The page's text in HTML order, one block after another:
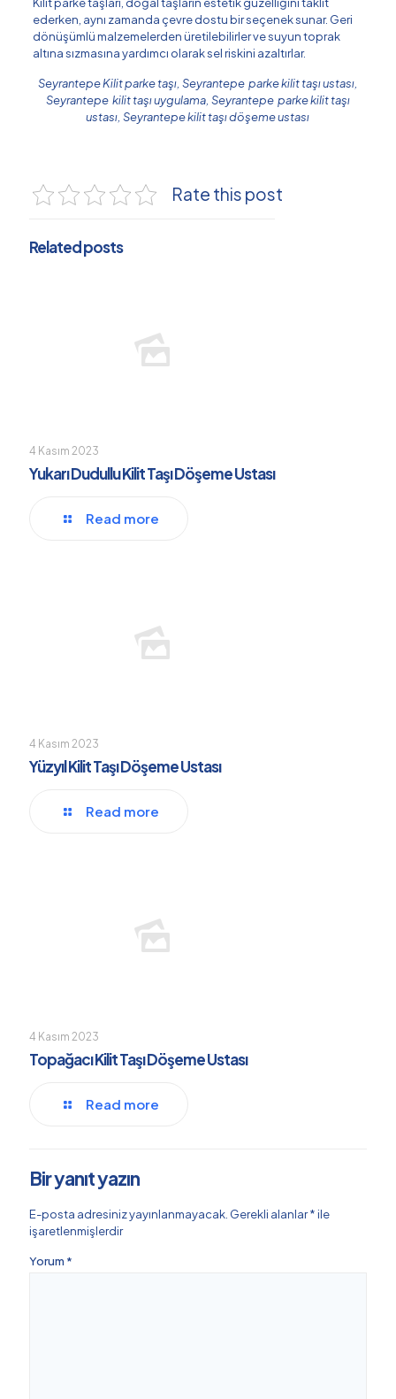
ederken, aynı zamanda çevre dostu bir seçenek sunar. Geri
dönüşümlü malzemelerden üretilebilirler ve suyun toprak
altına sızmasına yardımcı olarak sel riskini azaltırlar.
Seyrantepe Kilit parke taşı, Seyrantepe parke kilit taşı ustası,
Seyrantepe kilit taşı uygulama, Seyrantepe parke kilit taşı
ustası, Seyrantepe kilit taşı döşeme ustası
Rate this post
Related posts
4 Kasım 2023
Yukarı Dudullu Kilit Taşı Döşeme Ustası
Read more
4 Kasım 2023
Yüzyıl Kilit Taşı Döşeme Ustası
Read more
4 Kasım 2023
Topağacı Kilit Taşı Döşeme Ustası
Read more
Bir yanıt yazın
E-posta adresiniz yayınlanmayacak. Gerekli alanlar*ile
işaretlenmişlerdir
Yorum *